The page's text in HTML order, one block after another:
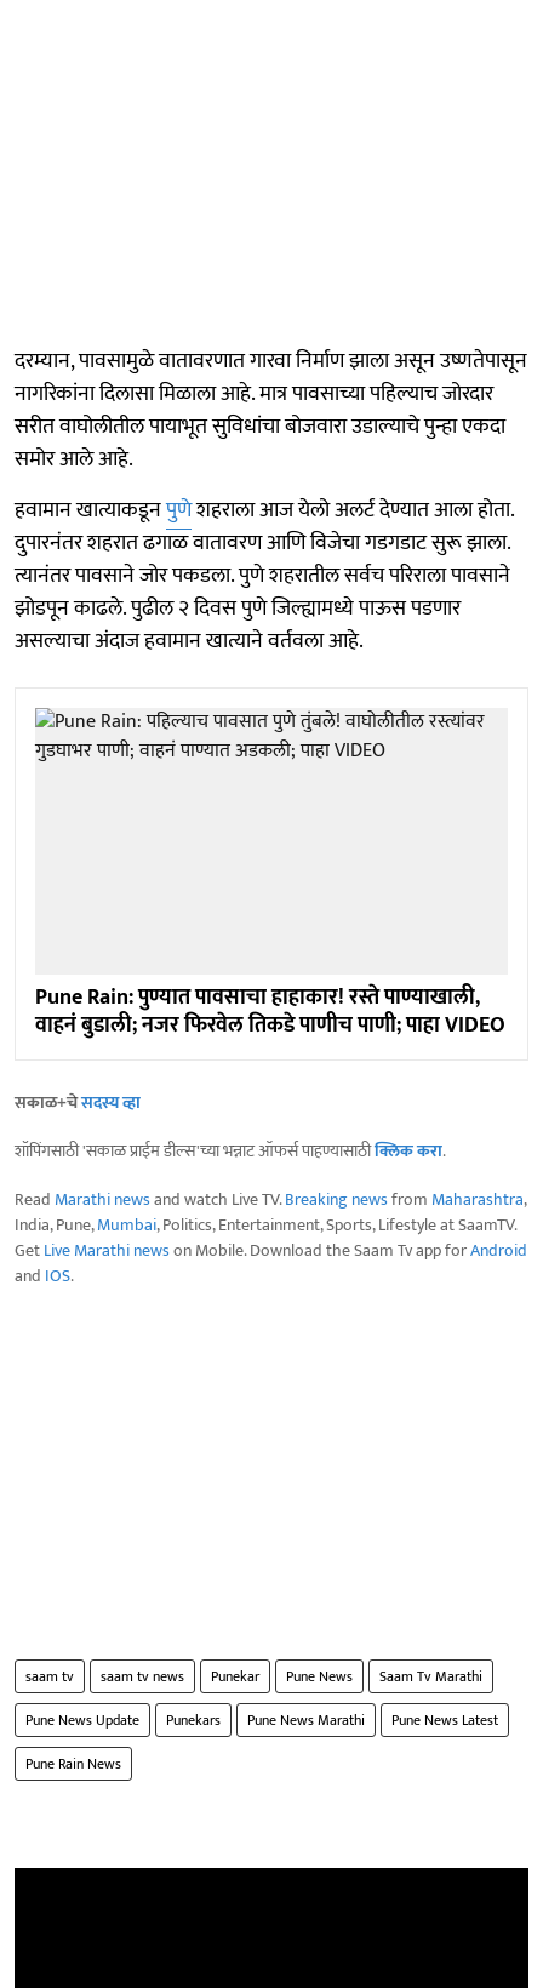
दरम्यान, पावसामुळे वातावरणात गारवा निर्माण झाला असून उष्णतेपासून
नागरिकांना दिलासा मिळाला आहे. मात्र पावसाच्या पहिल्याच जोरदार
सरीत वाघोलीतील पायाभूत सुविधांचा बोजवारा उडाल्याचे पुन्हा एकदा
समोर आले आहे.
हवामान खात्याकडूनपुणेशहराला आज येलो अलर्ट देण्यात आला होता.
दुपारनंतर शहरात ढगाळ वातावरण आणि विजेचा गडगडाट सुरू झाला.
त्यानंतर पावसाने जोर पकडला. पुणे शहरातील सर्वच परिराला पावसाने
झोडपून काढले. पुढील २ दिवस पुणे जिल्ह्यामध्ये पाऊस पडणार
असल्याचा अंदाज हवामान खात्याने वर्तवला आहे.
Pune Rain: पुण्यात पावसाचा हाहाकार! रस्ते पाण्याखाली,
वाहनं बुडाली; नजर फिरवेल तिकडे पाणीच पाणी; पाहा VIDEO
सकाळ+चेसदस्य व्हा
शॉपिंगसाठी 'सकाळ प्राईम डील्स'च्या भन्नाट ऑफर्स पाहण्यासाठीक्लिक करा.
Read Marathi newsand watch Live TV.Breaking newsfrom Maharashtra,
India, Pune,Mumbai, Politics, Entertainment, Sports, Lifestyle at SaamTV.
GetLive Marathi newson Mobile. Download the Saam Tv app forAndroid
and IOS.
saam tv saam tv news Punekar Pune News
Saam Tv Marathi
Pune News Update
Punekars Pune News Marathi
Pune News Latest
Pune Rain News